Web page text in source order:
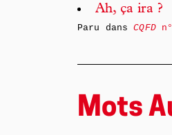
Ah, ça ira ?
Paru dansCQFD
Mots